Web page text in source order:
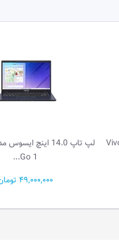
لپ تاپ 14.0 اینچ ایسوس مدل Vivobook